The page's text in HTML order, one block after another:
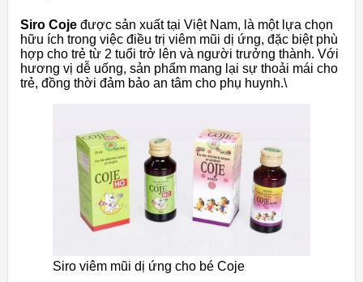
Siro Coje được sản xuất tại Việt Nam, là một lựa chọn
hữu ích trong việc điều trị viêm mũi dị ứng, đặc biệt phù
hợp cho trẻ từ 2 tuổi trở lên và người trưởng thành. Với
hương vị dễ uống, sản phẩm mang lại sự thoải mái cho
trẻ, đồng thời đảm bảo an tâm cho phụ huynh.\
Siro viêm mũi dị ứng cho bé Coje